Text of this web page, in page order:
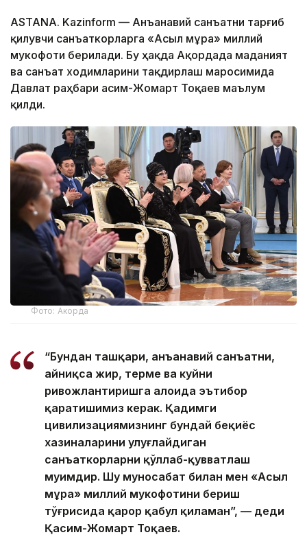
ASTANA. Kazinform — Анъанавий санъатни тарғиб
қилувчи санъаткорларга «Асыл мұра» миллий
мукофоти берилади. Бу ҳақда Ақордада маданият
ва санъат ходимларини тақдирлаш маросимида
Давлат раҳбари Қасим-Жомарт Тоқаев маълум
қилди.
Фото: Акорда
“Бундан ташқари, анъанавий санъатни,
айниқса жир, терме ва куйни
ривожлантиришга алоҳида эътибор
қаратишимиз керак. Қадимги
цивилизациямизнинг бундай беқиёс
хазиналарини улуғлайдиган
санъаткорларни қўллаб-қувватлаш
муҳимдир. Шу муносабат билан мен «Асыл
мұра» миллий мукофотини бериш
тўғрисида қарор қабул қиламан”, — деди
Қасим-Жомарт Тоқаев.